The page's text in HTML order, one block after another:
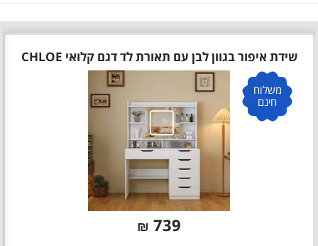
שידת איפור בגוון לבן עם תאורת לד דגם קלואי CHLOE
משלוח
חינם
739
₪